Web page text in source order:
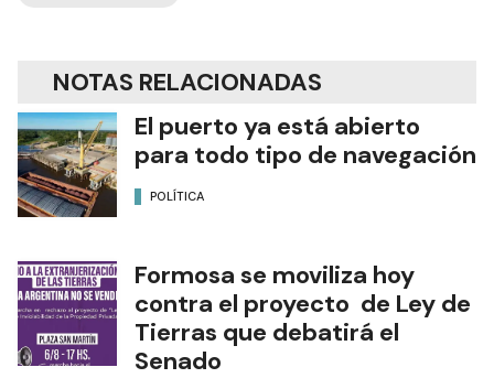
NOTAS RELACIONADAS
El puerto ya está abierto
para todo tipo de navegación
POLÍTICA
Formosa se moviliza hoy
contra el proyecto de Ley de
Tierras que debatirá el
Senado